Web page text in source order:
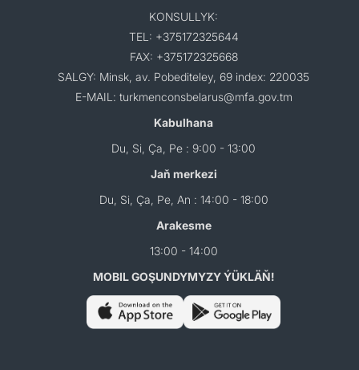
KONSULLYK:
TEL: +375172325644
FAX: +375172325668
SALGY: Minsk, av. Pobediteley, 69 index: 220035
E-MAIL: turkmenconsbelarus@mfa.gov.tm
Kabulhana
Du, Si, Ça, Pe : 9:00 - 13:00
Jaň merkezi
Du, Si, Ça, Pe, An : 14:00 - 18:00
Arakesme
13:00 - 14:00
MOBIL GOŞUNDYMYZY ÝÜKLÄŇ!